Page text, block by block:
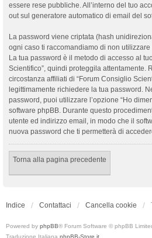
essere rese pubbliche. All’interno del tuo
out sul generatore automatico di email del
La password viene criptata (hash
ogni caso ti raccomandiamo di non
La tua password è il metodo di accesso al
Scientifico”, quindi proteggila attentamente.
circostanza affiliati di “Forum Consiglio
legittimamente richiedere la tua password.
password, puoi utilizzare l’opzione “Ho
software phpBB. Durante questo
utente ed indirizzo email, in modo che il
nuova password che ti permetterà di
Torna alla pagina precedente
Indice Contattaci Cancella cookie
Powered by phpBB® Forum Software © phpBB
Traduzione Italiana phpBB-Store.it